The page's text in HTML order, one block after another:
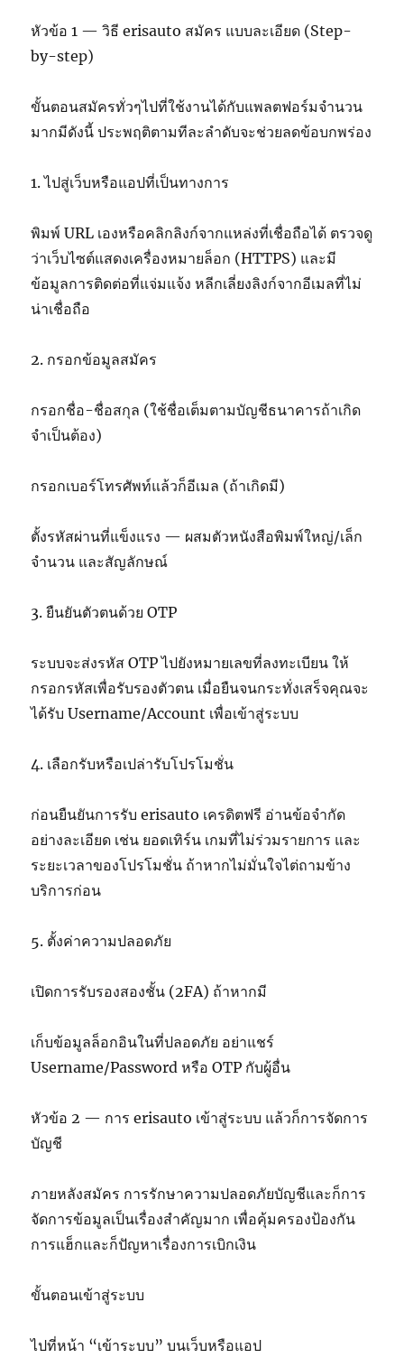
หัวข้อ 1 — วิธี erisauto สมัคร แบบละเอียด (Step-
by-step)
ขั้นตอนสมัครทั่วๆไปที่ใช้งานได้กับแพลตฟอร์มจำนวน
มากมีดังนี้ ประพฤติตามทีละลำดับจะช่วยลดข้อบกพร่อง
1. ไปสู่เว็บหรือแอปที่เป็นทางการ
พิมพ์ URL เองหรือคลิกลิงก์จากแหล่งที่เชื่อถือได้ ตรวจดู
ว่าเว็บไซต์แสดงเครื่องหมายล็อก (HTTPS) และมี
ข้อมูลการติดต่อที่แจ่มแจ้ง หลีกเลี่ยงลิงก์จากอีเมลที่ไม่
น่าเชื่อถือ
2. กรอกข้อมูลสมัคร
กรอกชื่อ-ชื่อสกุล (ใช้ชื่อเต็มตามบัญชีธนาคารถ้าเกิด
จำเป็นต้อง)
กรอกเบอร์โทรศัพท์แล้วก็อีเมล (ถ้าเกิดมี)
ตั้งรหัสผ่านที่แข็งแรง — ผสมตัวหนังสือพิมพ์ใหญ่/เล็ก
จำนวน และสัญลักษณ์
3. ยืนยันตัวตนด้วย OTP
ระบบจะส่งรหัส OTP ไปยังหมายเลขที่ลงทะเบียน ให้
กรอกรหัสเพื่อรับรองตัวตน เมื่อยืนจนกระทั่งเสร็จคุณจะ
ได้รับ Username/Account เพื่อเข้าสู่ระบบ
4. เลือกรับหรือเปล่ารับโปรโมชั่น
ก่อนยืนยันการรับ erisauto เครดิตฟรี อ่านข้อจำกัด
อย่างละเอียด เช่น ยอดเทิร์น เกมที่ไม่ร่วมรายการ และ
ระยะเวลาของโปรโมชั่น ถ้าหากไม่มั่นใจไต่ถามข้าง
บริการก่อน
5. ตั้งค่าความปลอดภัย
เปิดการรับรองสองชั้น (2FA) ถ้าหากมี
เก็บข้อมูลล็อกอินในที่ปลอดภัย อย่าแชร์
Username/Password หรือ OTP กับผู้อื่น
หัวข้อ 2 — การ erisauto เข้าสู่ระบบ แล้วก็การจัดการ
บัญชี
ภายหลังสมัคร การรักษาความปลอดภัยบัญชีและก็การ
จัดการข้อมูลเป็นเรื่องสำคัญมาก เพื่อคุ้มครองป้องกัน
การแฮ็กและก็ปัญหาเรื่องการเบิกเงิน
ขั้นตอนเข้าสู่ระบบ
ไปที่หน้า “เข้าระบบ” บนเว็บหรือแอป